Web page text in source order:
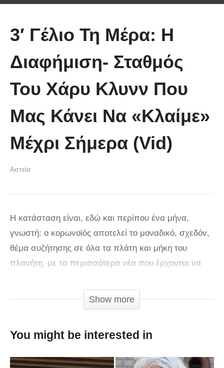
Απολαυστικοί Μέριλ Στριπ και Τομ
άλλον
3′ Γέλιο Τη Μέρα: Η
Διαφήμιση- Σταθμός
Του Χάρυ Κλυνν Που
Μας Κάνει Να «Κλαίμε»
Μέχρι Σήμερα (Vid)
Αστεία
Η κατάσταση είναι, εδώ και περίπου ένα μήνα,
γνωστή: ο κορωνοϊός αποτελεί το μοναδικό, σχεδόν,
θέμα συζήτησης σε όλα τα πλάτη και μήκη του
πλανήτη, με τα περισσότερα νέα που έρχονται να
Αυτό έχει ως αποτέλεσμα να… νταουνιάζουμε
ελαφρώς, όμως ακριβώς επειδή θέλουμε να μείνουμε
(ελάχιστα/ απειροελάχιστα/ είμαι καλά και σ’
Show more
You might be interested in